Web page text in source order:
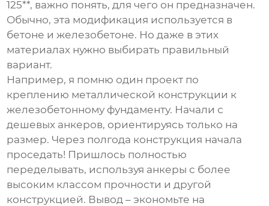
125**, важно понять, для чего он предназначен.
Обычно, эта модификация используется в
бетоне и железобетоне. Но даже в этих
материалах нужно выбирать правильный
вариант.
Например, я помню один проект по
креплению металлической конструкции к
железобетонному фундаменту. Начали с
дешевых анкеров, ориентируясь только на
размер. Через полгода конструкция начала
проседать! Пришлось полностью
переделывать, используя анкеры с более
высоким классом прочности и другой
конструкцией. Вывод – экономьте на